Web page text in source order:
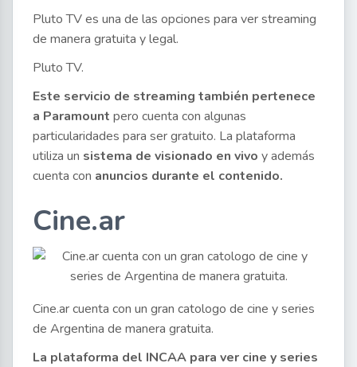
Pluto TV es una de las opciones para ver streaming
de manera gratuita y legal.
Pluto TV.
Este servicio de streaming también pertenece
a Paramount pero cuenta con algunas
particularidades para ser gratuito. La plataforma
utiliza un sistema de visionado en vivo y además
cuenta con anuncios durante el contenido.
Cine.ar
Cine.ar cuenta con un gran catologo de cine y series
de Argentina de manera gratuita.
La plataforma del INCAA para ver cine y series